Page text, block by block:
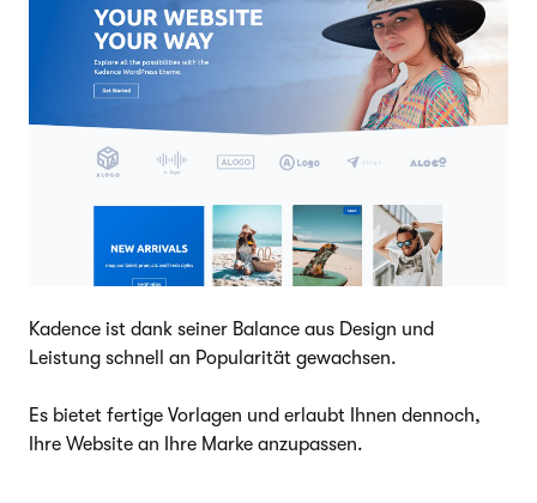
Kadence ist dank seiner Balance aus Design und
Leistung schnell an Popularität gewachsen.
Es bietet fertige Vorlagen und erlaubt Ihnen dennoch,
Ihre Website an Ihre Marke anzupassen.